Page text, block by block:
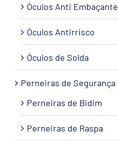
Óculos Anti Embaçante
Óculos Antirrisco
Óculos de Solda
Perneiras de Segurança
Perneiras de Bidim
Perneiras de Raspa